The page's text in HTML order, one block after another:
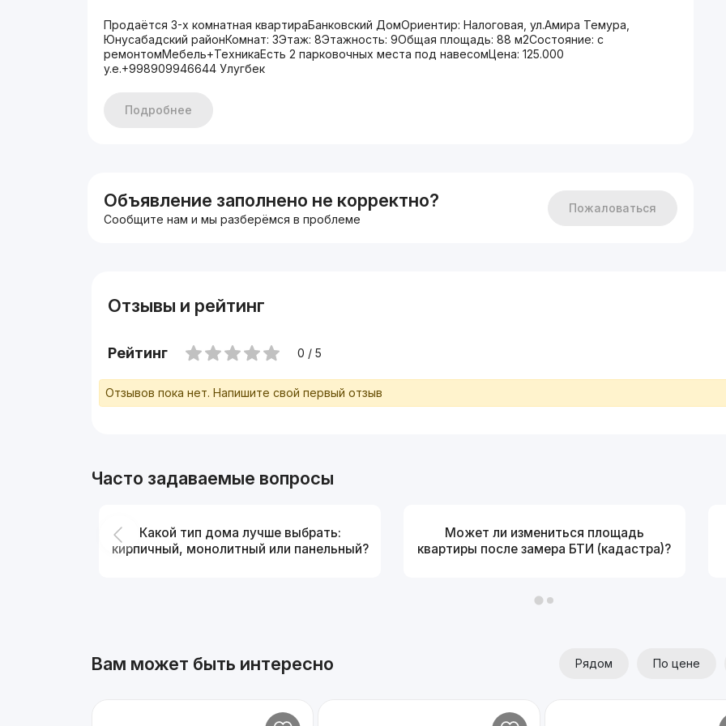
Продаётся 3-х комнатная квартираБанковский ДомОриентир: Налоговая, ул.Амира Темура,
Юнусабадский районКомнат: 3Этаж: 8Этажность: 9Общая площадь: 88 м2Состояние: с
ремонтомМебель+ТехникаЕсть 2 парковочных места под навесомЦена: 125.000
y.e.+998909946644 Улугбек
Подробнее
Объявление заполнено не корректно?
Сообщите нам и мы разберёмся в проблеме
Пожаловаться
Отзывы и рейтинг
Рейтинг 0 / 5
Отзывов пока нет. Напишите свой первый отзыв
Часто задаваемые вопросы
Какой тип дома лучше выбрать:
кирпичный, монолитный или панельный?
Может ли измениться площадь
квартиры после замера БТИ (кадастра)?
Вам может быть интересно Рядом По цене